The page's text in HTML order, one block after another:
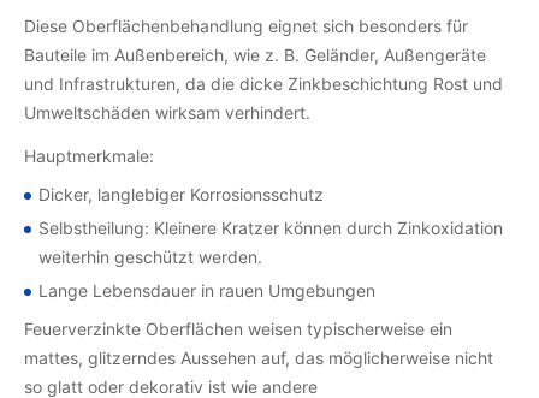
Diese Oberflächenbehandlung eignet sich besonders für
Bauteile im Außenbereich, wie z. B. Geländer, Außengeräte
und Infrastrukturen, da die dicke Zinkbeschichtung Rost und
Umweltschäden wirksam verhindert.
Hauptmerkmale:
Dicker, langlebiger Korrosionsschutz
Selbstheilung: Kleinere Kratzer können durch Zinkoxidation
weiterhin geschützt werden.
Lange Lebensdauer in rauen Umgebungen
Feuerverzinkte Oberflächen weisen typischerweise ein
mattes, glitzerndes Aussehen auf, das möglicherweise nicht
so glatt oder dekorativ ist wie andere